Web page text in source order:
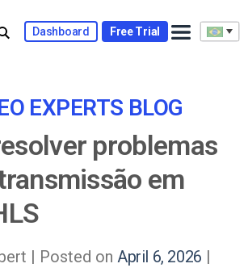
Dashboard Free Trial
EXPERTS BLOG
problemas
em
| Posted on April 6, 2026 |